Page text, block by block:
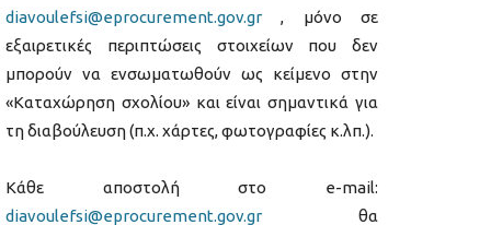
diavoulefsi@eprocurement.gov.gr , μόνο σε
εξαιρετικές περιπτώσεις στοιχείων που δεν
μπορούν να ενσωματωθούν ως κείμενο στην
«Καταχώρηση σχολίου» και είναι σημαντικά για
τη διαβούλευση (π.χ. χάρτες, φωτογραφίες κ.λπ.).
Κάθε αποστολή στο e-mail:
diavoulefsi@eprocurement.gov.gr θα